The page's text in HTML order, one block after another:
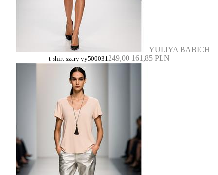
YULIYA BABICH
t-shirt szary yy500031249,00 161,85 PLN